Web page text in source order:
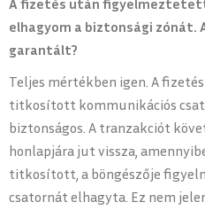
A fizetés után
elhagyom a biztonsági zónát.
garantált?
Teljes mértékben igen. A
titkosított kommunikációs
biztonságos. A tranzakciót
honlapjára jut vissza,
titkosított, a böngészője
csatornát elhagyta. Ez nem